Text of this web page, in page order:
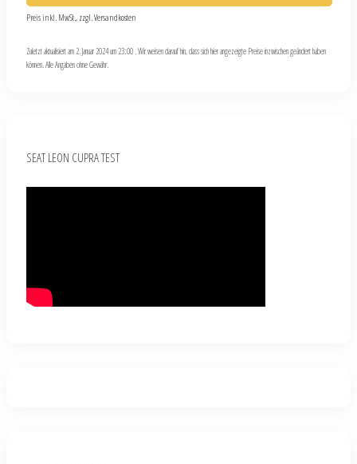
Preis inkl. MwSt., zzgl. Versandkosten
Zuletzt aktualisiert am 2. Januar 2024 um 23:00 . Wir weisen darauf hin, dass sich hier angezeigte Preise inzwischen geändert haben
können. Alle Angaben ohne Gewähr.
SEAT LEON CUPRA TEST